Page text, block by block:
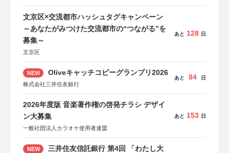
文京区×交流都市ハッシュタグキャンペーン
～あなたがみつけた交流都市の“つながる”を
募集～
文京区
あと 128 日
NEW Oliveキャッチコピーグランプリ2026
株式会社三井住友銀行
あと 84 日
2026年度版 音楽著作権の啓発チラシ デザイ
ン大募集
一般社団法人カラオケ使用者連盟
あと 153 日
NEW 三井住友信託銀行 第4回 「わたし大